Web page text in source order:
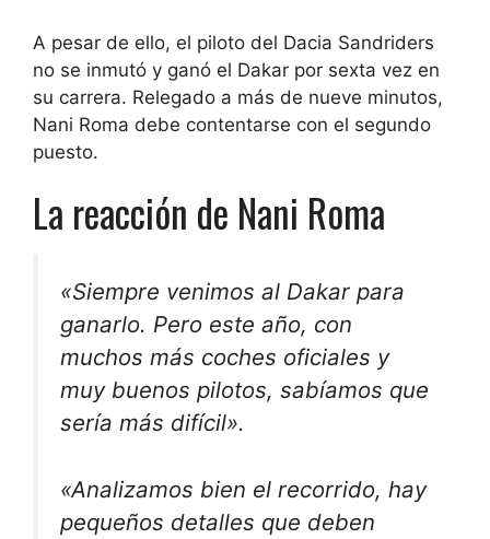
A pesar de ello, el piloto del Dacia Sandriders
no se inmutó y ganó el Dakar por sexta vez en
su carrera. Relegado a más de nueve minutos,
Nani Roma debe contentarse con el segundo
puesto.
La reacción de Nani Roma
«Siempre venimos al Dakar para
ganarlo. Pero este año, con
muchos más coches oficiales y
muy buenos pilotos, sabíamos que
sería más difícil».
«Analizamos bien el recorrido, hay
pequeños detalles que deben